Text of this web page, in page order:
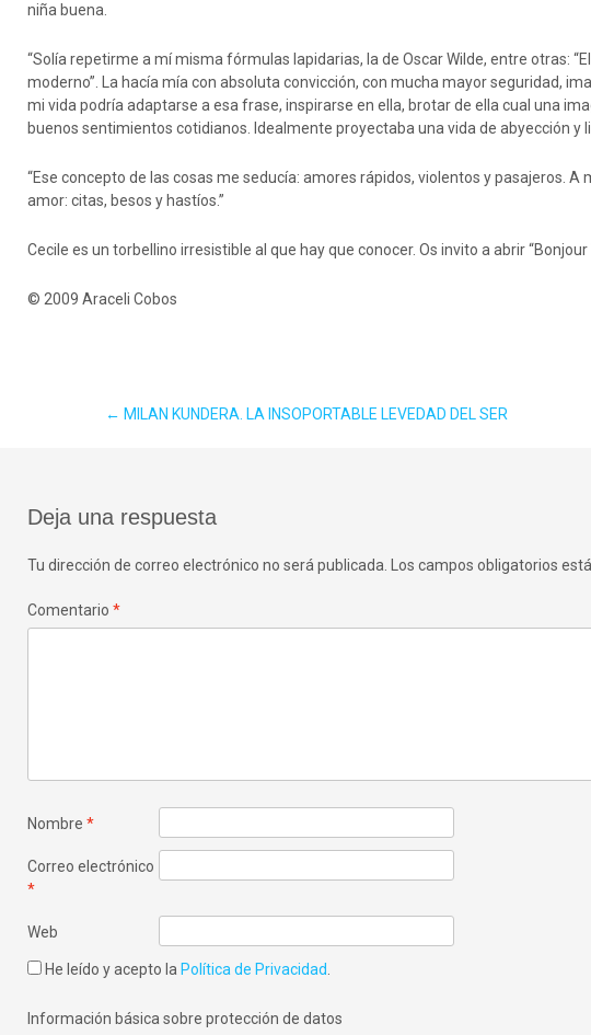
niña buena.
“Solía repetirme a mí misma fórmulas lapidarias, la de Oscar Wilde, entre otras:
moderno”. La hacía mía con absoluta convicción, con mucha mayor seguridad,
mi vida podría adaptarse a esa frase, inspirarse en ella, brotar de ella cual una
buenos sentimientos cotidianos. Idealmente proyectaba una vida de abyección y
“Ese concepto de las cosas me seducía: amores rápidos, violentos y pasajeros.
amor: citas, besos y hastíos.”
Cecile es un torbellino irresistible al que hay que conocer. Os invito a abrir
© 2009 Araceli Cobos
Navegación
de
entradas
← MILAN KUNDERA. LA INSOPORTABLE LEVEDAD DEL SER
Deja una respuesta
Tu dirección de correo electrónico no será publicada. Los campos obligatorios
Comentario*
Nombre*
Correo electrónico
*
Web
He leído y acepto la Política de Privacidad
Información básica sobre protección de datos